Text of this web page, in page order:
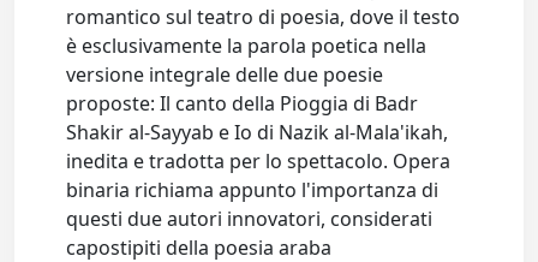
romantico sul teatro di poesia, dove il testo
è esclusivamente la parola poetica nella
versione integrale delle due poesie
proposte: Il canto della Pioggia di Badr
Shakir al-Sayyab e Io di Nazik al-Mala'ikah,
inedita e tradotta per lo spettacolo. Opera
binaria richiama appunto l'importanza di
questi due autori innovatori, considerati
capostipiti della poesia araba